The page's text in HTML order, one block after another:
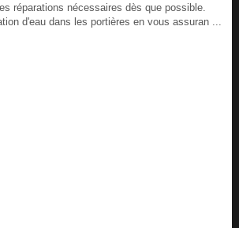
réparations nécessaires dès que possible.
d'eau dans les portières en vous assuran ...